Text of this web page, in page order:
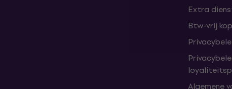
Extra
Btw-vrij
Algemene